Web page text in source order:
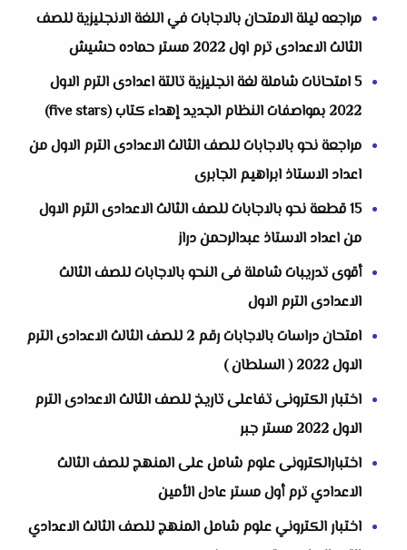
مراجعه ليلة الامتحان بالاجابات في اللغة الانجليزية للصف
الثالث الاعدادى ترم اول 2022 مستر حماده حشيش
5 امتحانات شاملة لغة انجليزية تالتة اعدادى الترم الاول
2022 بمواصفات النظام الجديد إهداء كتاب (five stars)
مراجعة نحو بالاجابات للصف الثالث الاعدادى الترم الاول من
اعداد الاستاذ ابراهيم الجابرى
15 قطعة نحو بالاجابات للصف الثالث الاعدادى الترم الاول
من اعداد الاستاذ عبدالرحمن دراز
أقوى تدريبات شاملة فى النحو بالاجابات للصف الثالث
الاعدادى الترم الاول
امتحان دراسات بالاجابات رقم 2 للصف الثالث الاعدادى الترم
الاول 2022 ( السلطان )
اختبار الكترونى تفاعلى تاريخ للصف الثالث الاعدادى الترم
الاول 2022 مستر جبر
اختبارالكترونى علوم شامل على المنهج للصف الثالث
الاعدادي ترم أول مستر عادل الأمين
اختبار الكتروني علوم شامل المنهج للصف الثالث الاعدادي